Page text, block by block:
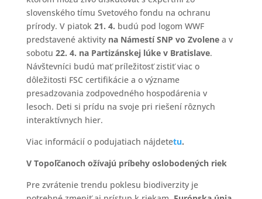
slovenského tímu Svetového fondu na ochranu
prírody. V piatok 21. 4. budú pod logom WWF
predstavené aktivity na Námestí SNP vo Zvolenea v
sobotu 22. 4. na Partizánskej lúke v Bratislave.
Návštevníci budú mať príležitosť zistiť viac o
dôležitosti FSC certifikácie a o význame
presadzovania zodpovedného hospodárenia v
lesoch. Deti si prídu na svoje pri riešení rôznych
interaktívnych hier.
Viac informácií o podujatiach nájdetetu.
V Topoľčanoch ožívajú príbehy oslobodených riek
Pre zvrátenie trendu poklesu biodiverzity je